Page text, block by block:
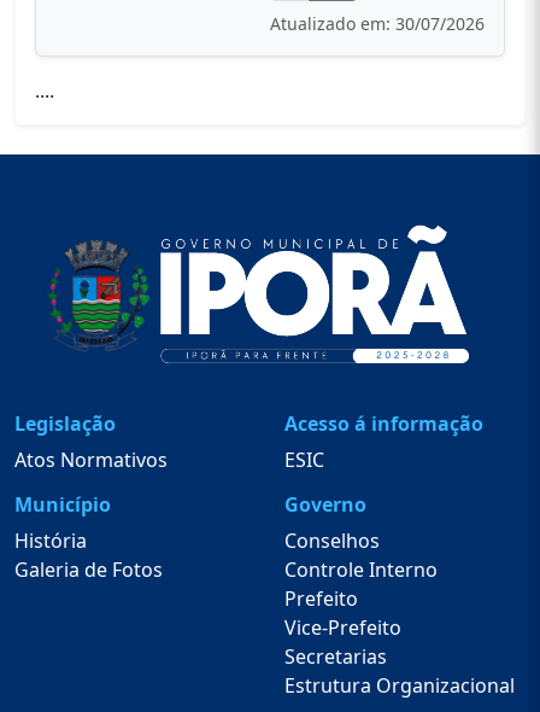
Atualizado em: 30/07/2026
....
Legislação
Atos Normativos
Acesso á informação
ESIC
Município
História
Galeria de Fotos
Governo
Conselhos
Controle Interno
Prefeito
Vice-Prefeito
Secretarias
Estrutura Organizacional